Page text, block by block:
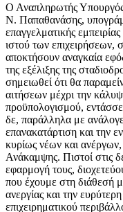
Ο Αναπληρωτής
Ν. Παπαθανάσης,
επαγγελματικής
ιστού των επιχειρήσεων,
αποκτήσουν αναγκαία
της εξέλιξης της
σημειωθεί ότι θα
αιτήσεων μέχρι την
προϋπολογισμού,
δε, παράλληλα με
επανακατάρτιση και την
κυρίως νέων και
Ανάκαμψης. Πιστοί στις
εφαρμογή τους,
που έχουμε στη διάθεσή
ανεργίας και την
επιχειρηματικού